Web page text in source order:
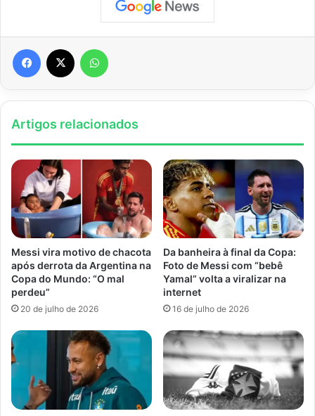
Facebook
Artigos relacionados
Messi vira motivo de chacota
após derrota da Argentina na
Copa do Mundo: “O mal
perdeu”
20 de julho de 2026
Da banheira à final da Copa:
Foto de Messi com “bebê
Yamal” volta a viralizar na
internet
16 de julho de 2026